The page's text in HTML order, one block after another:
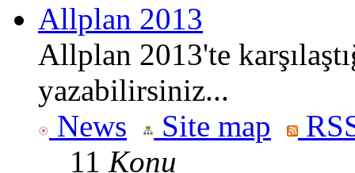
Allplan 2013
Allplan 2013'te
yazabilirsiniz...
News
Site map
11 Konu